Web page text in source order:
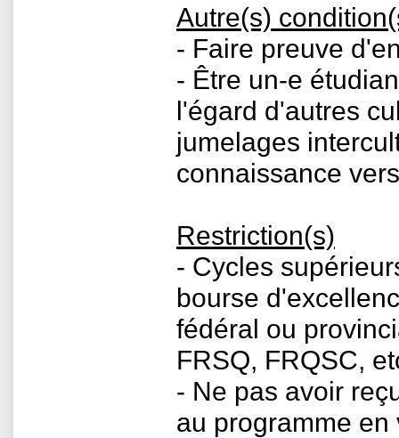
Autre(s)
- Faire preuve
- Être un-e
l'égard d'autres
jumelages
connaissance
Restriction(s)
- Cycles
bourse
fédéral ou
FRSQ, FRQSC,
- Ne pas avoir
au programme en